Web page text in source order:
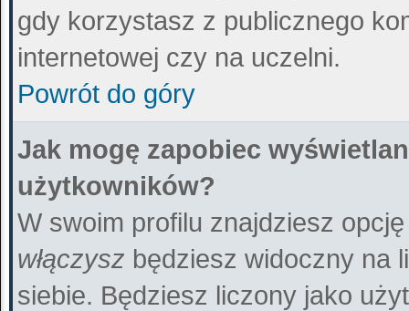
gdy korzystasz z publicznego
internetowej czy na uczelni.
Powrót do góry
Jak mogę zapobiec
użytkowników?
W swoim profilu znajdziesz
włączysz będziesz widoczny na
siebie. Będziesz liczony jako